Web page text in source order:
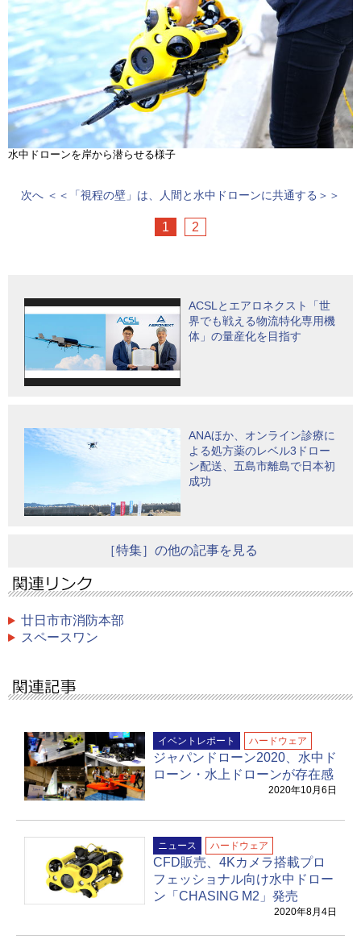
水中ドローンを岸から潜らせる様子
次へ ＜＜「視程の壁」は、人間と水中ドローンに共通する＞＞
1 2
ACSLとエアロネクスト「世
界でも戦える物流特化専用機
体」の量産化を目指す
ANAほか、オンライン診療に
よる処方薬のレベル3ドロー
ン配送、五島市離島で日本初
成功
［特集］の他の記事を見る
廿日市市消防本部
スペースワン
イベントレポート ハードウェア
ジャパンドローン2020、水中ド
ローン・水上ドローンが存在感
2020年10月6日
ニュース ハードウェア
CFD販売、4Kカメラ搭載プロ
フェッショナル向け水中ドロー
ン「CHASING M2」発売
2020年8月4日